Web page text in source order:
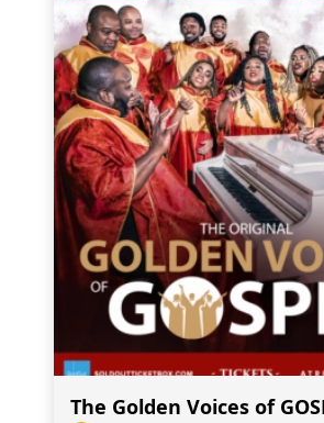
The Golden Voices of